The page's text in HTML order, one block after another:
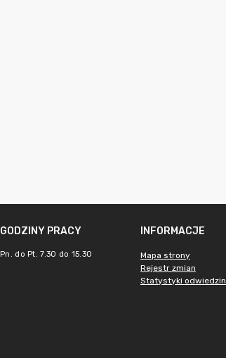
GODZINY PRACY
Pn. do Pt. 7.30 do 15.30
INFORMACJE
Mapa strony
Rejestr zmian
Statystyki odwiedzin